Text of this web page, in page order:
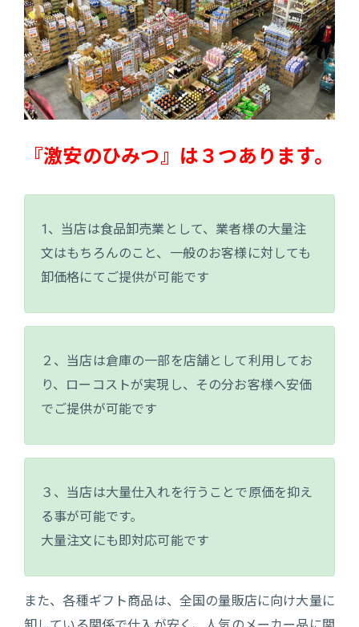
『激安のひみつ』は３つあります。
1、当店は食品卸売業として、業者様の大量注
文はもちろんのこと、一般のお客様に対しても
卸価格にてご提供が可能です
２、当店は倉庫の一部を店舗として利用してお
り、ローコストが実現し、その分お客様へ安価
でご提供が可能です
３、当店は大量仕入れを行うことで原価を抑え
る事が可能です。
大量注文にも即対応可能です
また、各種ギフト商品は、全国の量販店に向け大量に